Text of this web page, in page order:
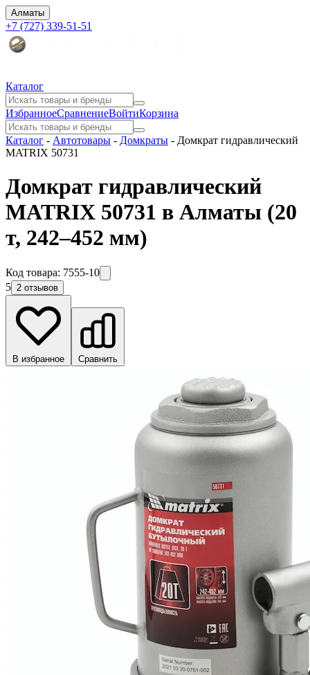
Алматы
+7 (727) 339-51-51
Каталог
ИзбранноеСравнениеВойтиКорзина
Каталог - Автотовары - Домкраты - Домкрат гидравлический
MATRIX 50731
Домкрат гидравлический
MATRIX 50731 в Алматы (20
т, 242–452 мм)
Код товара: 7555-10
5 2 отзывов
В избранное Сравнить